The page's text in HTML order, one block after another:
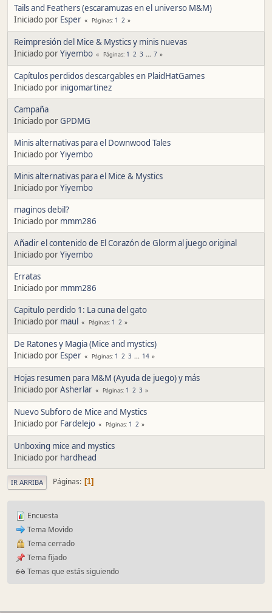
Tails and Feathers (escaramuzas en el universo M&M)
Iniciado por Esper Páginas 1 2
Reimpresión del Mice & Mystics y minis nuevas
Iniciado porYiyembo Páginas 1 2 3 ... 7
Capítulos perdidos descargables en PlaidHatGames
Iniciado por inigomartinez
Campaña
Iniciado porGPDMG
Minis alternativas para el Downwood Tales
Iniciado porYiyembo
Minis alternativas para el Mice & Mystics
Iniciado porYiyembo
maginos debil?
Iniciado por mmm286
Añadir el contenido de El Corazón de Glorm al juego original
Iniciado porYiyembo
Erratas
Iniciado por mmm286
Capitulo perdido 1: La cuna del gato
Iniciado por maul Páginas 1 2
De Ratones y Magia (Mice and mystics)
Iniciado por Esper Páginas 1 2 3 ... 14
Hojas resumen para M&M (Ayuda de juego) y más
Iniciado porAsherlar Páginas 1 2 3
Nuevo Subforo de Mice and Mystics
Iniciado por Fardelejo Páginas 1 2
Unboxing mice and mystics
Iniciado por hardhead
IR ARRIBA Páginas 1
Encuesta
Tema Movido
Tema cerrado
Tema fijado
Temas que estás siguiendo